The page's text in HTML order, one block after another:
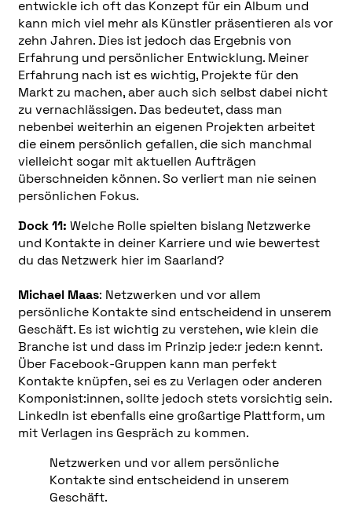
entwickle ich oft das Konzept für ein Album und
kann mich viel mehr als Künstler präsentieren als vor
zehn Jahren. Dies ist jedoch das Ergebnis von
Erfahrung und persönlicher Entwicklung. Meiner
Erfahrung nach ist es wichtig, Projekte für den
Markt zu machen, aber auch sich selbst dabei nicht
zu vernachlässigen. Das bedeutet, dass man
nebenbei weiterhin an eigenen Projekten arbeitet
die einem persönlich gefallen, die sich manchmal
vielleicht sogar mit aktuellen Aufträgen
überschneiden können. So verliert man nie seinen
persönlichen Fokus.
Dock 11: Welche Rolle spielten bislang Netzwerke
und Kontakte in deiner Karriere und wie bewertest
du das Netzwerk hier im Saarland?
Michael Maas: Netzwerken und vor allem
persönliche Kontakte sind entscheidend in unserem
Geschäft. Es ist wichtig zu verstehen, wie klein die
Branche ist und dass im Prinzip jede:r jede:n kennt.
Über Facebook-Gruppen kann man perfekt
Kontakte knüpfen, sei es zu Verlagen oder anderen
Komponist:innen, sollte jedoch stets vorsichtig sein.
LinkedIn ist ebenfalls eine großartige Plattform, um
mit Verlagen ins Gespräch zu kommen.
Netzwerken und vor allem persönliche
Kontakte sind entscheidend in unserem
Geschäft.